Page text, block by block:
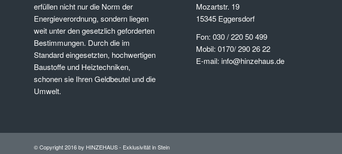
erfüllen nicht nur die Norm der
Energieverordnung, sondern liegen
weit unter den gesetzlich geforderten
Bestimmungen. Durch die im
Standard eingesetzten, hochwertigen
Baustoffe und Heiztechniken,
schonen sie Ihren Geldbeutel und die
Umwelt.
Mozartstr. 19
15345 Eggersdorf
Fon: 030 / 220 50 499
Mobil: 0170/ 290 26 22
E-mail: info@hinzehaus.de
© Copyright 2016 by HINZEHAUS - Exklusivität in Stein